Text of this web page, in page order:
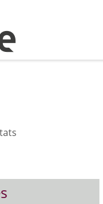
sur ce
partages de contenu